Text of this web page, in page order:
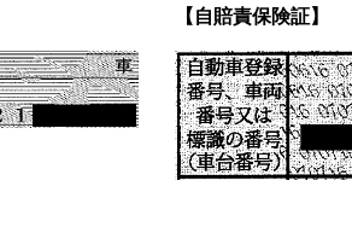
【自賠責保険証】